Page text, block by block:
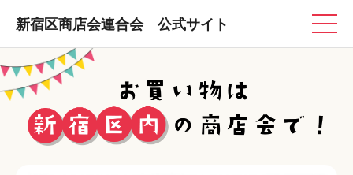
新宿区商店会連合会 公式サイト